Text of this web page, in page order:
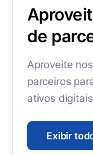
de
Aproveite
parceiros
ativos
Exibir